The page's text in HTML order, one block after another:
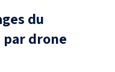
du
drone